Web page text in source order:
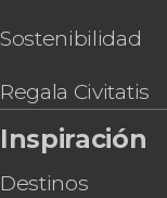
Sostenibilidad
Regala Civitatis
Inspiración
Destinos